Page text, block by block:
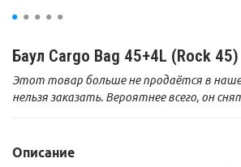
Баул Cargo Bag 45+4L (Rock 45)
Этот товар больше не продаётся в
нельзя заказать. Вероятнее всего, он
Описание